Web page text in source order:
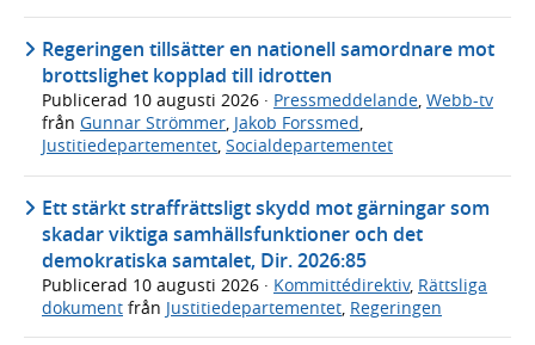
Regeringen tillsätter en nationell samordnare mot
brottslighet kopplad till idrotten
Publicerad 10 augusti 2026 · Pressmeddelande, Webb-tv
från Gunnar Strömmer, Jakob Forssmed,
Justitiedepartementet, Socialdepartementet
Ett stärkt straffrättsligt skydd mot gärningar som
skadar viktiga samhällsfunktioner och det
demokratiska samtalet, Dir. 2026:85
Publicerad 10 augusti 2026 · Kommittédirektiv, Rättsliga
dokument från Justitiedepartementet, Regeringen